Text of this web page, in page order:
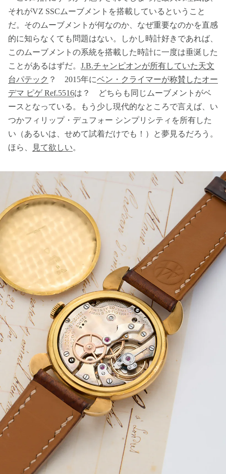
それがVZ SSCムーブメントを搭載しているということ
だ。そのムーブメントが何なのか、なぜ重要なのかを直感
的に知らなくても問題はない。しかし時計好きであれば、
このムーブメントの系統を搭載した時計に一度は垂涎した
ことがあるはずだ。 J.B.チャンピオンが所有していた天文
台パテック ？ 2015年にベン・クライマーが称賛したオー
デマ ピゲ Ref.5516は？ どちらも同じムーブメントがベ
ースとなっている。もう少し現代的なところで言えば、い
つかフィリップ・デュフォー シンプリシティを所有した
い（あるいは、せめて試着だけでも！）と夢見るだろう。
ほら、
見て欲しい。